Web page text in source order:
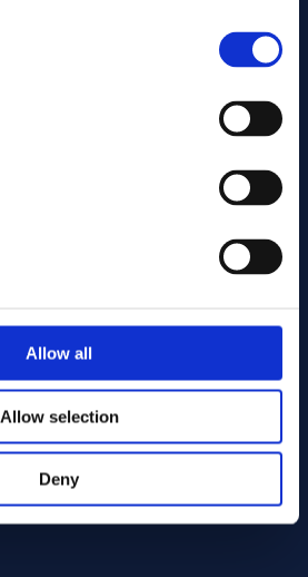
Allow all
Allow selection
Deny